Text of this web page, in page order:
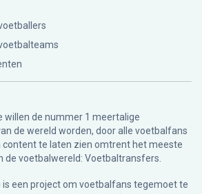
willen de nummer 1 meertalige
de wereld worden, door alle voetbalfans
content te laten zien omtrent het meeste
de voetbalwereld: Voetbaltransfers.
is een project om voetbalfans tegemoet te